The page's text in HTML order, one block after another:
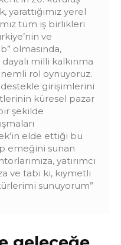
yarattığımız yerel
tüm iş birlikleri
ve
olmasında,
milli kalkınma
rol oynuyoruz.
girişimlerini
küresel pazar
şekilde
elde ettiği bu
emeğini sunan
yatırımcı
ve tabi ki, kıymetli
sunuyorum”